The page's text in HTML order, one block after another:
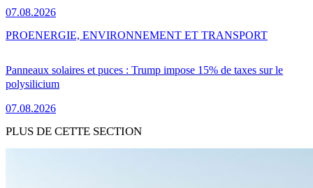
07.08.2026
Panneaux solaires et puces : Trump impose 15% de taxes sur le
polysilicium
07.08.2026
PROENERGIE, ENVIRONNEMENT ET TRANSPORT
PLUS DE CETTE SECTION